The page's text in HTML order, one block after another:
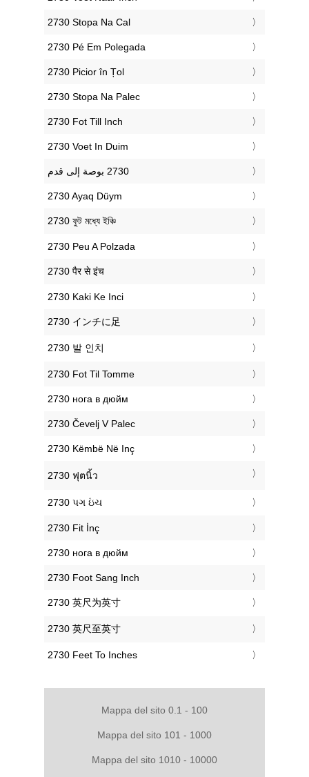
‎2730 Stopa Na Cal
‎2730 Pé Em Polegada
‎2730 Picior în Țol
‎2730 Stopa Na Palec
‎2730 Fot Till Inch
‎2730 Voet In Duim
‎2730 Ayaq Düym
‎2730 ফুট মধ্যে ইঞ্চি
‎2730 Peu A Polzada
‎2730 पैर से इंच
‎2730 Kaki Ke Inci
‎2730 インチに足
‎2730 발 인치
‎2730 Fot Til Tomme
‎2730 нога в дюйм
‎2730 Čevelj V Palec
‎2730 Këmbë Në Inç
‎2730 ฟุตนิ้ว
‎2730 પગ ઇંચ
‎2730 Fit İnç
‎2730 нога в дюйм
‎2730 Foot Sang Inch
‎2730 英尺为英寸
‎2730 英尺至英寸
‎2730 Feet To Inches
Mappa del sito 0.1 - 100
Mappa del sito 101 - 1000
Mappa del sito 1010 - 10000